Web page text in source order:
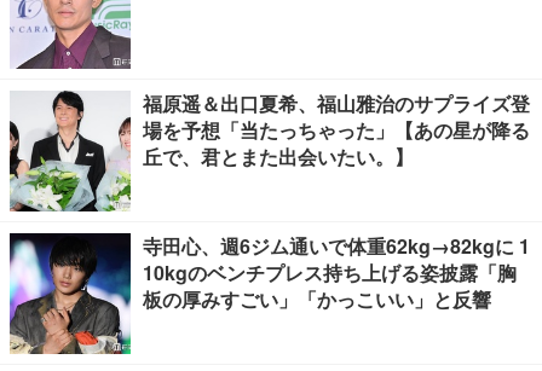
福原遥＆出口夏希、福山雅治のサプライズ登
場を予想「当たっちゃった」【あの星が降る
丘で、君とまた出会いたい。】
寺田心、週6ジム通いで体重62kg→82kgに 1
10kgのベンチプレス持ち上げる姿披露「胸
板の厚みすごい」「かっこいい」と反響